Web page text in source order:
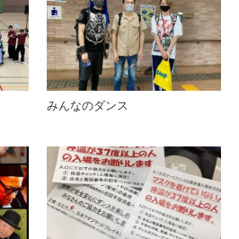
みんなのダンス